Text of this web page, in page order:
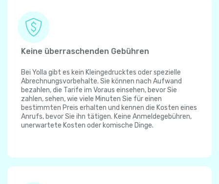
Keine überraschenden Gebühren
Bei Yolla gibt es kein Kleingedrucktes oder spezielle
Abrechnungsvorbehalte. Sie können nach Aufwand
bezahlen, die Tarife im Voraus einsehen, bevor Sie
zahlen, sehen, wie viele Minuten Sie für einen
bestimmten Preis erhalten und kennen die Kosten eines
Anrufs, bevor Sie ihn tätigen. Keine Anmeldegebühren,
unerwartete Kosten oder komische Dinge.